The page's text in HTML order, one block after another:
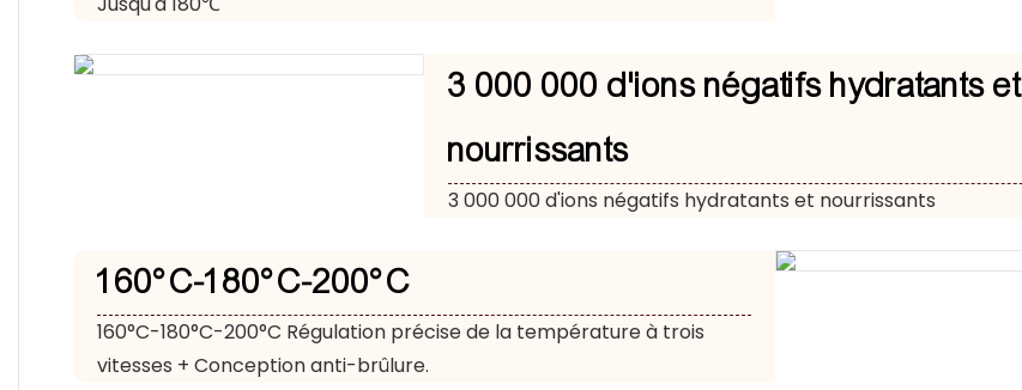
3 000 000 d'ions négatifs hydratants et
nourrissants
3 000 000 d'ions négatifs hydratants et nourrissants
160°C-180°C-200°C
160°C-180°C-200°C Régulation précise de la température à trois
vitesses + Conception anti-brûlure.